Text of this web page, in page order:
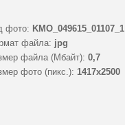
фото: KMO_049615_01107_1
файла: jpg
файла (Мбайт): 0,7
фото (пикс.): 1417x2500